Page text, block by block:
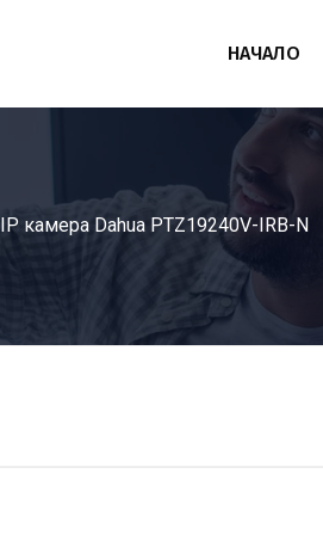
НАЧАЛО
IP камерa Dahua PTZ19240V-IRB-N